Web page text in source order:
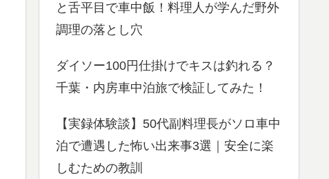
と舌平目で車中飯！料理人が学んだ野外
調理の落とし穴
ダイソー100円仕掛けでキスは釣れる？
千葉・内房車中泊旅で検証してみた！
【実録体験談】50代副料理長がソロ車中
泊で遭遇した怖い出来事3選｜安全に楽
しむための教訓